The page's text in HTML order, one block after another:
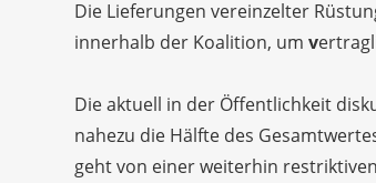
Die Lieferungen vereinzelter
innerhalb der Koalition, um v
Die aktuell in der Öffentlichkeit
nahezu die Hälfte des
geht von einer weiterhin